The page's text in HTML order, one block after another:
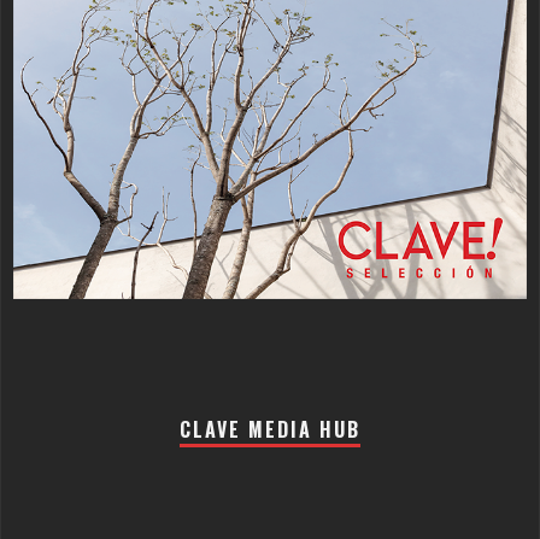
CLAVE MEDIA HUB